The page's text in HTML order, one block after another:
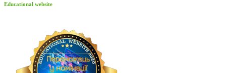
Educational website